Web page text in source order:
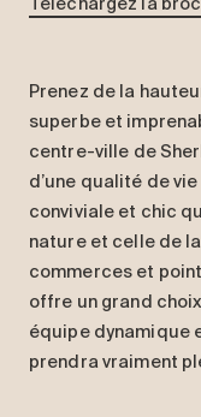
Entretien
Soins
Longue
Courte
Notre
Les 8
Nos
Emplois
Prenez de la
superbe et
centre-ville de
d’une qualité de
conviviale et chic
nature et celle de
commerces et
offre un grand
équipe dynamique
prendra vraiment